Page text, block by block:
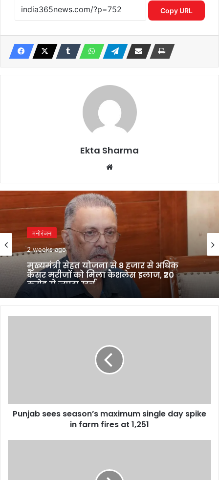
Copy URL
Ekta Sharma
मनोरंजन
2 weeks ago
मुख्यमंत्री सेहत योजना से 8 हजार से अधिक
कैंसर मरीजों को मिला कैशलेस इलाज, ₹20
करोड़ से ज्यादा खर्च
farm
fires
Punjab sees season’s maximum single day spike
in farm fires at 1,251